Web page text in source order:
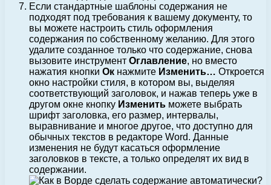
Если стандартные шаблоны содержания не
подходят под требования к вашему документу, то
вы можете настроить стиль оформления
содержания по собственному желанию. Для этого
удалите созданное только что содержание, снова
вызовите инструмент Оглавление, но вместо
нажатия кнопки Ок нажмите Изменить… Откроется
окно настройки стиля, в котором вы, выделяя
соответствующий заголовок, и нажав теперь уже в
другом окне кнопку Изменить можете выбрать
шрифт заголовка, его размер, интервалы,
выравнивание и многое другое, что доступно для
обычных текстов в редакторе Word. Данные
изменения не будут касаться оформление
заголовков в тексте, а только определят их вид в
содержании.